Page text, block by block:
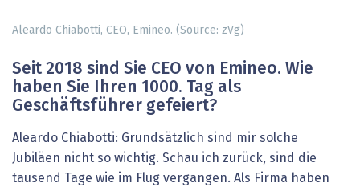
Aleardo Chiabotti, CEO, Emineo. (Source: zVg)
Seit 2018 sind Sie CEO von Emineo. Wie
haben Sie Ihren 1000. Tag als
Geschäftsführer gefeiert?
Aleardo Chiabotti: Grundsätzlich sind mir solche
Jubiläen nicht so wichtig. Schau ich zurück, sind die
tausend Tage wie im Flug vergangen. Als Firma haben